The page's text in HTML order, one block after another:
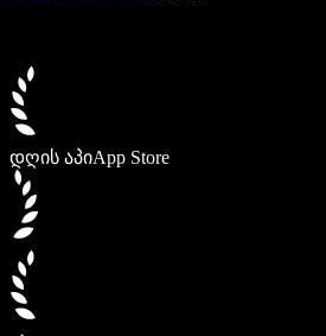
დღის აპიApp Store